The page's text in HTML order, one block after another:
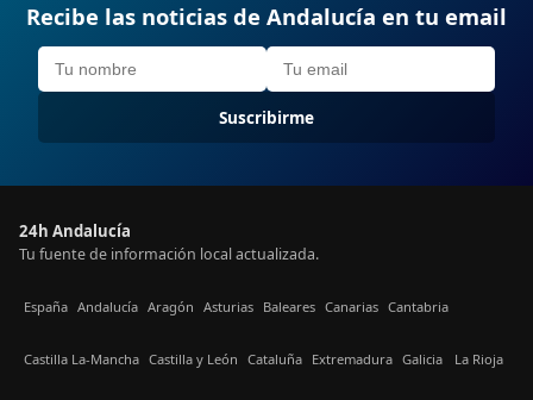
Recibe las noticias de Andalucía en tu email
Suscribirme
24h Andalucía
Tu fuente de información local actualizada.
España Andalucía Aragón Asturias Baleares Canarias Cantabria
Castilla La-Mancha Castilla y León Cataluña Extremadura Galicia La Rioja